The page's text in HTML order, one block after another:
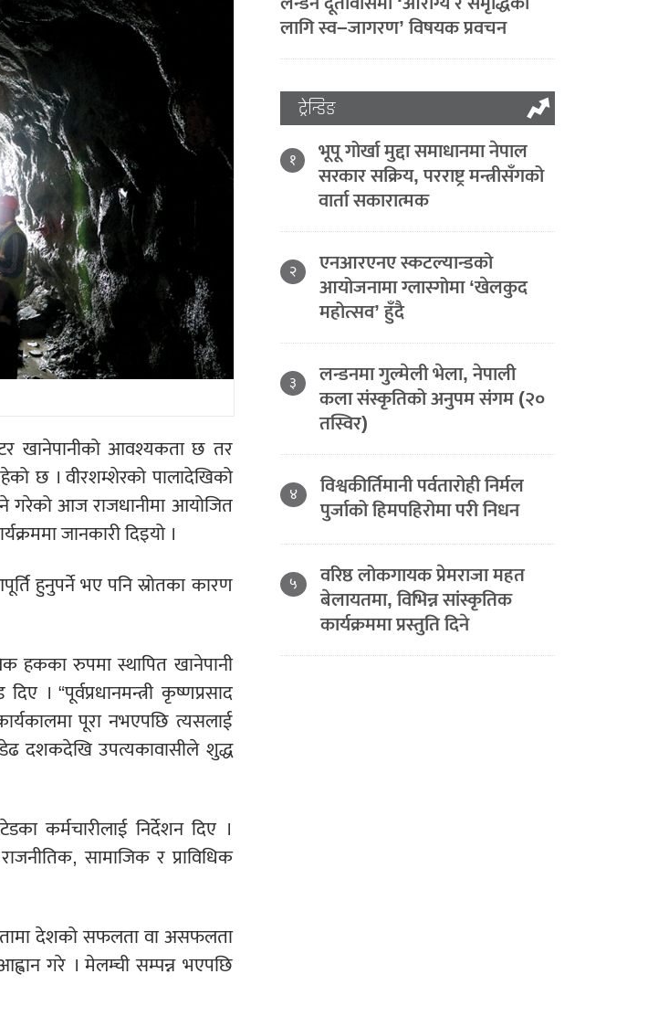
खानेपानीको आवश्यकता छ तर
छ । वीरशम्शेरको पालादेखिको
गरेको आज राजधानीमा आयोजित
जानकारी दिइयो ।
हुनुपर्ने भए पनि स्रोतका कारण
हकका रुपमा स्थापित खानेपानी
। “पूर्वप्रधानमन्त्री कृष्णप्रसाद
पूरा नभएपछि त्यसलाई
दशकदेखि उपत्यकावासीले शुद्ध
कर्मचारीलाई निर्देशन दिए ।
सामाजिक र प्राविधिक
देशको सफलता वा असफलता
गरे । मेलम्ची सम्पन्न भएपछि
लागि स्व–जागरण’ विषयक प्रवचन
ट्रेन्डिङ
१ भूपू गोर्खा मुद्दा समाधानमा नेपाल
सरकार सक्रिय, परराष्ट्र मन्त्रीसँगको
वार्ता सकारात्मक
२ एनआरएनए स्कटल्यान्डको
आयोजनामा ग्लास्गोमा ‘खेलकुद
महोत्सव’ हुँदै
३ लन्डनमा गुल्मेली भेला, नेपाली
कला संस्कृतिको अनुपम संगम (२०
तस्विर)
४ विश्वकीर्तिमानी पर्वतारोही निर्मल
पुर्जाको हिमपहिरोमा परी निधन
५ वरिष्ठ लोकगायक प्रेमराजा महत
बेलायतमा, विभिन्न सांस्कृतिक
कार्यक्रममा प्रस्तुति दिने